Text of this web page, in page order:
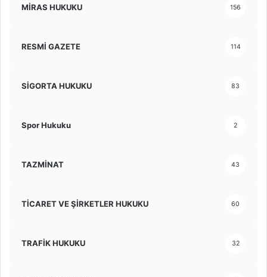
MİRAS HUKUKU 156
RESMİ GAZETE 114
SİGORTA HUKUKU 83
Spor Hukuku 2
TAZMİNAT 43
TİCARET VE ŞİRKETLER HUKUKU 60
TRAFİK HUKUKU 32